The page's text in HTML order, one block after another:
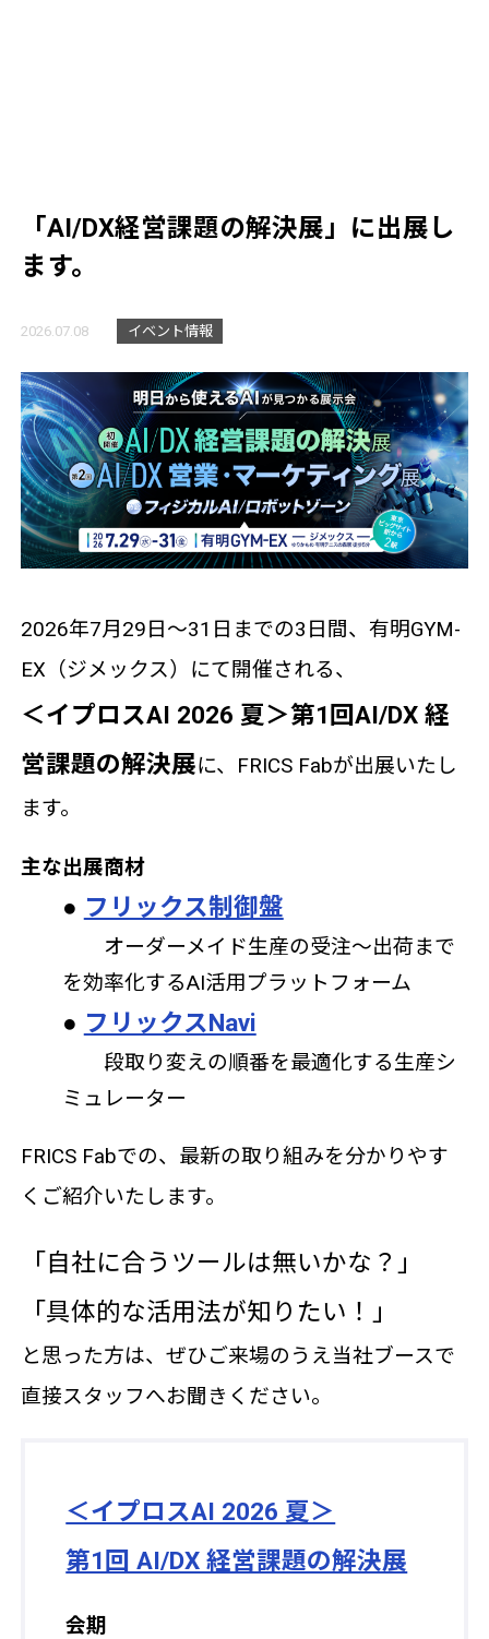
「AI/DX経営課題の解決展」に出展し
ます。
2026.07.08 イベント情報
2026年7月29日～31日までの3日間、有明GYM-
EX（ジメックス）にて開催される、
＜イプロスAI 2026 夏＞第1回AI/DX 経
営課題の解決展に、FRICS Fabが出展いたし
ます。
主な出展商材
● フリックス制御盤
オーダーメイド生産の受注～出荷まで
を効率化するAI活用プラットフォーム
● フリックスNavi
段取り変えの順番を最適化する生産シ
ミュレーター
FRICS Fabでの、最新の取り組みを分かりやす
くご紹介いたします。
「自社に合うツールは無いかな？」
「具体的な活用法が知りたい！」
と思った方は、ぜひご来場のうえ当社ブースで
直接スタッフへお聞きください。
＜イプロスAI 2026 夏＞
第1回 AI/DX 経営課題の解決展
会期